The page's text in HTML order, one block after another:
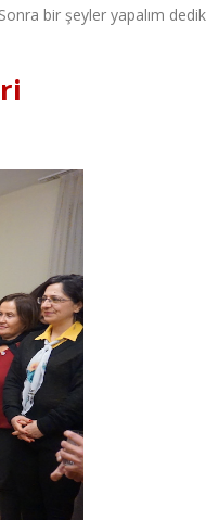
bir şeyler yapalım